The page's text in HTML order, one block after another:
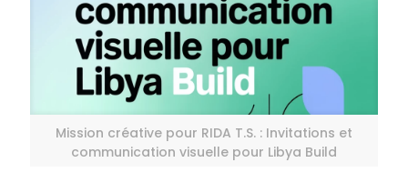
Mission créative pour RIDA T.S. : Invitations et
communication visuelle pour Libya Build